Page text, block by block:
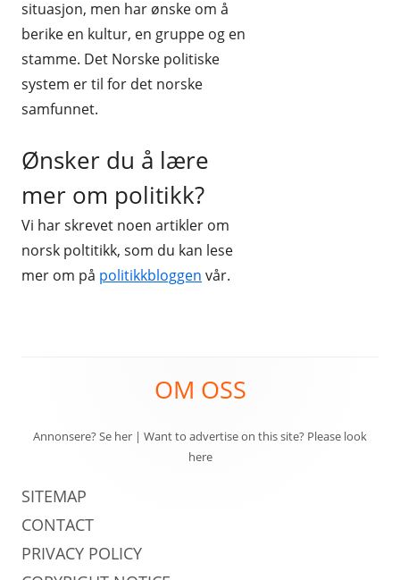
situasjon, men har ønske om å
berike en kultur, en gruppe og en
stamme. Det Norske politiske
system er til for det norske
samfunnet.
Ønsker du å lære
mer om politikk?
Vi har skrevet noen artikler om
norsk poltitikk, som du kan lese
mer om på politikkbloggen vår.
OM OSS
Annonsere? Se her | Want to advertise on this site? Please look
here
SITEMAP
CONTACT
PRIVACY POLICY